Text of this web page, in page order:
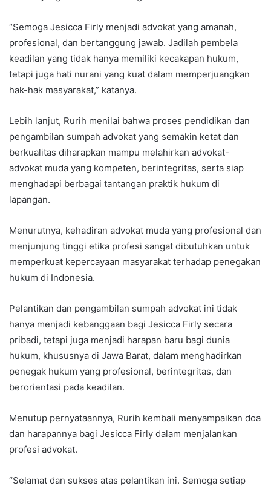
“Semoga Jesicca Firly menjadi advokat yang amanah,
profesional, dan bertanggung jawab. Jadilah pembela
keadilan yang tidak hanya memiliki kecakapan hukum,
tetapi juga hati nurani yang kuat dalam memperjuangkan
hak-hak masyarakat,” katanya.
Lebih lanjut, Rurih menilai bahwa proses pendidikan dan
pengambilan sumpah advokat yang semakin ketat dan
berkualitas diharapkan mampu melahirkan advokat-
advokat muda yang kompeten, berintegritas, serta siap
menghadapi berbagai tantangan praktik hukum di
lapangan.
Menurutnya, kehadiran advokat muda yang profesional dan
menjunjung tinggi etika profesi sangat dibutuhkan untuk
memperkuat kepercayaan masyarakat terhadap penegakan
hukum di Indonesia.
Pelantikan dan pengambilan sumpah advokat ini tidak
hanya menjadi kebanggaan bagi Jesicca Firly secara
pribadi, tetapi juga menjadi harapan baru bagi dunia
hukum, khususnya di Jawa Barat, dalam menghadirkan
penegak hukum yang profesional, berintegritas, dan
berorientasi pada keadilan.
Menutup pernyataannya, Rurih kembali menyampaikan doa
dan harapannya bagi Jesicca Firly dalam menjalankan
profesi advokat.
“Selamat dan sukses atas pelantikan ini. Semoga setiap